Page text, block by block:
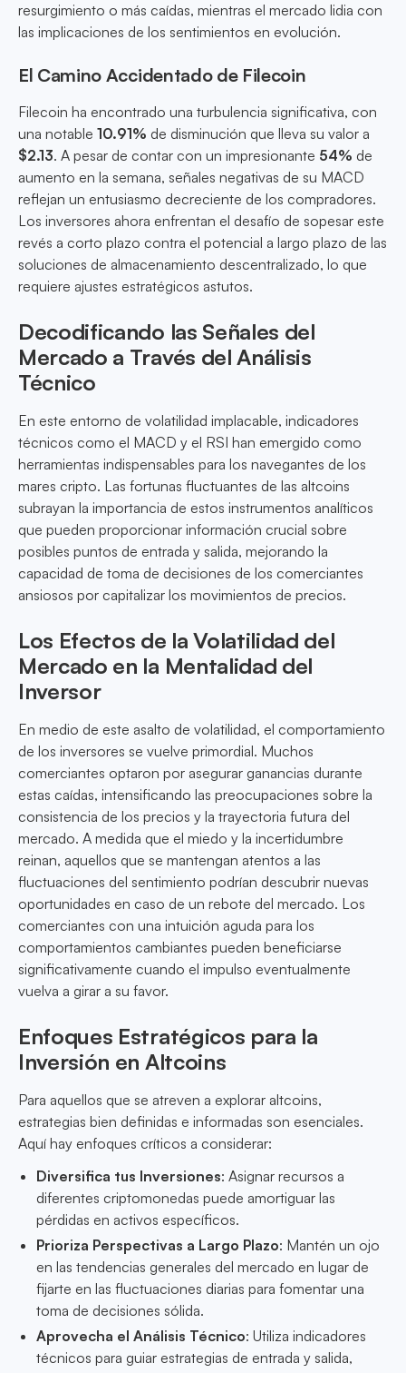
resurgimiento o más caídas, mientras el mercado lidia con
las implicaciones de los sentimientos en evolución.
El Camino Accidentado de Filecoin
Filecoin ha encontrado una turbulencia significativa, con
una notable 10.91% de disminución que lleva su valor a
$2.13. A pesar de contar con un impresionante 54% de
aumento en la semana, señales negativas de su MACD
reflejan un entusiasmo decreciente de los compradores.
Los inversores ahora enfrentan el desafío de sopesar este
revés a corto plazo contra el potencial a largo plazo de las
soluciones de almacenamiento descentralizado, lo que
requiere ajustes estratégicos astutos.
Decodificando las Señales del
Mercado a Través del Análisis
Técnico
En este entorno de volatilidad implacable, indicadores
técnicos como el MACD y el RSI han emergido como
herramientas indispensables para los navegantes de los
mares cripto. Las fortunas fluctuantes de las altcoins
subrayan la importancia de estos instrumentos analíticos
que pueden proporcionar información crucial sobre
posibles puntos de entrada y salida, mejorando la
capacidad de toma de decisiones de los comerciantes
ansiosos por capitalizar los movimientos de precios.
Los Efectos de la Volatilidad del
Mercado en la Mentalidad del
Inversor
En medio de este asalto de volatilidad, el comportamiento
de los inversores se vuelve primordial. Muchos
comerciantes optaron por asegurar ganancias durante
estas caídas, intensificando las preocupaciones sobre la
consistencia de los precios y la trayectoria futura del
mercado. A medida que el miedo y la incertidumbre
reinan, aquellos que se mantengan atentos a las
fluctuaciones del sentimiento podrían descubrir nuevas
oportunidades en caso de un rebote del mercado. Los
comerciantes con una intuición aguda para los
comportamientos cambiantes pueden beneficiarse
significativamente cuando el impulso eventualmente
vuelva a girar a su favor.
Enfoques Estratégicos para la
Inversión en Altcoins
Para aquellos que se atreven a explorar altcoins,
estrategias bien definidas e informadas son esenciales.
Aquí hay enfoques críticos a considerar:
Diversifica tus Inversiones: Asignar recursos a
diferentes criptomonedas puede amortiguar las
pérdidas en activos específicos.
Prioriza Perspectivas a Largo Plazo: Mantén un ojo
en las tendencias generales del mercado en lugar de
fijarte en las fluctuaciones diarias para fomentar una
toma de decisiones sólida.
Aprovecha el Análisis Técnico: Utiliza indicadores
técnicos para guiar estrategias de entrada y salida,